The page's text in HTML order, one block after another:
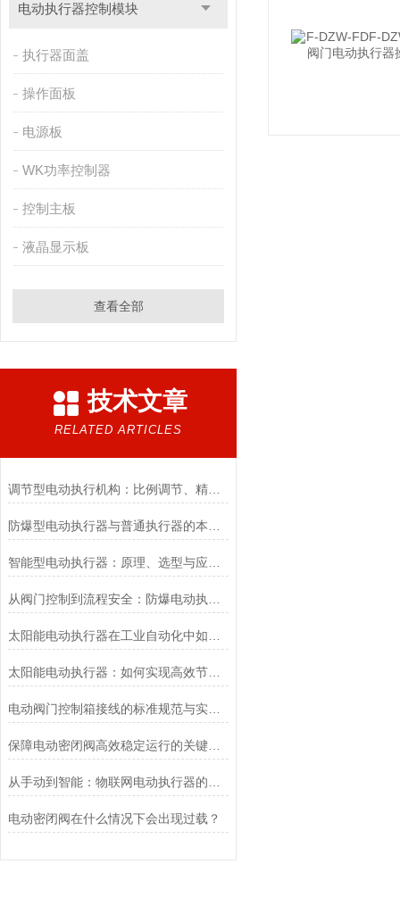
电动执行器控制模块
执行器面盖
操作面板
电源板
WK功率控制器
控制主板
液晶显示板
查看全部
技术文章
RELATED ARTICLES
调节型电动执行机构：比例调节、精度控制要点
太阳能电动执行器：如何实现高效节能的自动化控制？
保障电动密闭阀高效稳定运行的关键举措
电动密闭阀在什么情况下会出现过载？